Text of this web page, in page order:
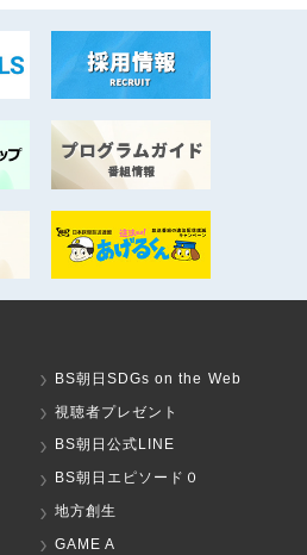
BS朝日SDGs on the Web
視聴者プレゼント
BS朝日公式LINE
BS朝日エピソード０
地方創生
GAME A